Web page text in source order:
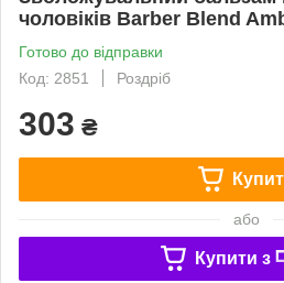
чоловіків Barber Blend
Готово до відправки
Код: 2851
Роздріб
303 ₴
або
Купити з